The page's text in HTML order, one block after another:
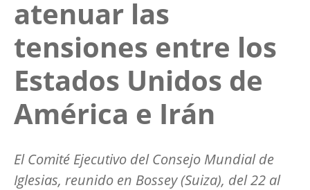
atenuar las
tensiones entre los
Estados Unidos de
América e Irán
El Comité Ejecutivo del Consejo Mundial de
Iglesias, reunido en Bossey (Suiza), del 22 al